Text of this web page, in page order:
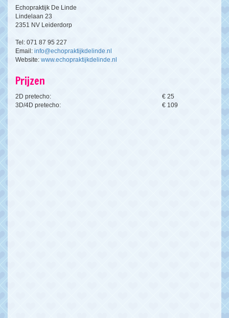
Echopraktijk De Linde
Lindelaan 23
2351 NV Leiderdorp
Tel: 071 87 95 227
Email: info@echopraktijkdelinde.nl
Website: www.echopraktijkdelinde.nl
Prijzen
2D pretecho:
€ 25
3D/4D pretecho:
€ 109